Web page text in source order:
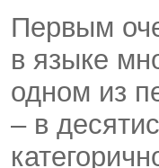
Первым
в языке
одном из
– в